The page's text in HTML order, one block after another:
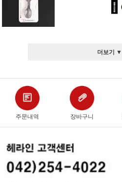
더보기 ▼
주문내역 장바구니